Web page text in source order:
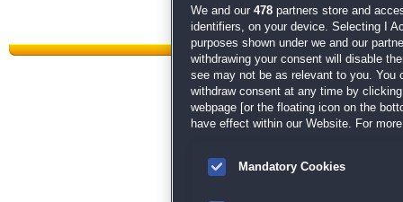
Datenschutz| AGB|Impressum
We and our 478 partners store and
identifiers, on your device. Selecting I
purposes shown under we and our
withdrawing your consent will disable
see may not be as relevant to you. You
withdraw consent at any time by
webpage [or the floating icon on the
have effect within our Website. For
Mandatory Cookies